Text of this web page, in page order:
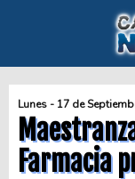
Lunes - 17 de
Farmacia